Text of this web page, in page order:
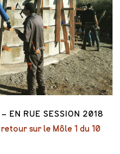
EN RUE SESSION 2018
sur le Môle 1 du 10